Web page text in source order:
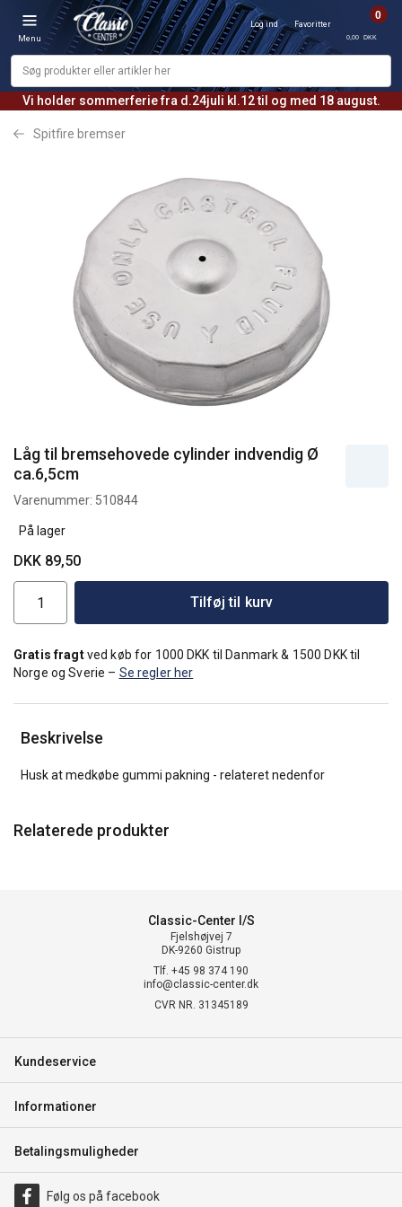
Vi holder sommerferie fra d.24juli kl.12 til og med 18 august.
Menu
Log ind Favoritter
0
0,00 DKK
Spitfire bremser
Låg til bremsehovede cylinder indvendig Ø
ca.6,5cm
Varenummer: 510844
På lager
DKK 89,50
Tilføj til kurv
Gratis fragtved køb for 1000 DKK til Danmark & 1500 DKK til
Norge og Sverie – Se regler her
Beskrivelse
Husk at medkøbe gummi pakning - relateret nedenfor
Relaterede produkter
Classic-Center I/S
Fjelshøjvej 7
DK-9260 Gistrup
Tlf. +45 98 374 190
info@classic-center.dk
CVR NR. 31345189
Kundeservice
Informationer
Betalingsmuligheder
Følg os på facebook